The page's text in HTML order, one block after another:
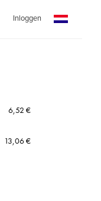
Inloggen
6,52 €
13,06 €